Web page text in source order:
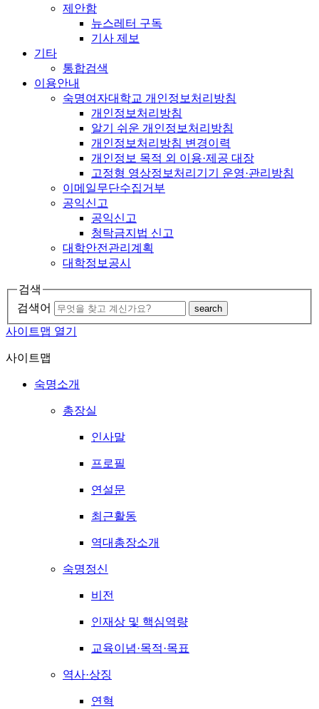
제안함
뉴스레터 구독
기사 제보
기타
통합검색
이용안내
숙명여자대학교 개인정보처리방침
개인정보처리방침
알기 쉬운 개인정보처리방침
개인정보처리방침 변경이력
개인정보 목적 외 이용·제공 대장
고정형 영상정보처리기기 운영·관리방침
이메일무단수집거부
공익신고
공익신고
청탁금지법 신고
대학안전관리계획
대학정보공시
검색
검색어
search
사이트맵 열기
사이트맵
숙명소개
총장실
인사말
프로필
연설문
최근활동
역대총장소개
숙명정신
비전
인재상 및 핵심역량
교육이념·목적·목표
역사·상징
연혁